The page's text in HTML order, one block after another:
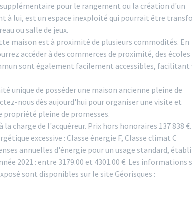
supplémentaire pour le rangement ou la création d'un
à lui, est un espace inexploité qui pourrait être
ou salle de jeux.
maison est à proximité de plusieurs commodités. En
accéder à des commerces de proximité, des
sont également facilement accessibles, facilitant
unique de posséder une maison ancienne pleine de
nous dès aujourd'hui pour organiser une visite et
pleine de promesses.
la charge de l'acquéreur. Prix hors honoraires 137 838 €.
excessive : Classe énergie F, Classe climat C
annuelles d'énergie pour un usage standard, établi
2021 : entre 3179.00 et 4301.00 €. Les informations
sont disponibles sur le site Géorisques :